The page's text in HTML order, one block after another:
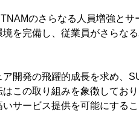
のさらなる人員増強と
を完備し、従業員がさらな
開発の飛躍的成長を求め、
この取り組みを象徴してお
サービス提供を可能にする